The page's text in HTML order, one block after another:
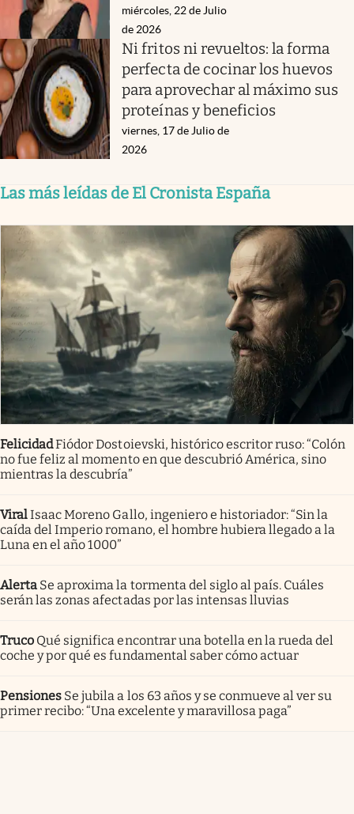
miércoles, 22 de Julio
de 2026
Ni fritos ni revueltos: la forma
perfecta de cocinar los huevos
para aprovechar al máximo sus
proteínas y beneficios
viernes, 17 de Julio de
2026
Las más leídas de El Cronista España
FelicidadFiódor Dostoievski, histórico escritor ruso: “Colón
no fue feliz al momento en que descubrió América, sino
mientras la descubría”
ViralIsaac Moreno Gallo, ingeniero e historiador: “Sin la
caída del Imperio romano, el hombre hubiera llegado a la
Luna en el año 1000”
Alerta Se aproxima la tormenta del siglo al país. Cuáles
serán las zonas afectadas por las intensas lluvias
Truco Qué significa encontrar una botella en la rueda del
coche y por qué es fundamental saber cómo actuar
Pensiones Se jubila a los 63 años y se conmueve al ver su
primer recibo: “Una excelente y maravillosa paga”